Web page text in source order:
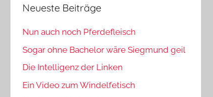
Neueste Beiträge
Nun auch noch Pferdefleisch
Sogar ohne Bachelor wäre Siegmund geil
Die Intelligenz der Linken
Ein Video zum Windelfetisch